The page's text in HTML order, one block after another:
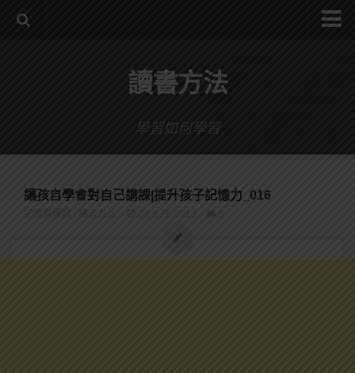
讀書方法
學習如何學習
讓孩自學會對自己講課|提升孩子記憶力_016
記憶與學習 讀書方法 30 8 月, 2013